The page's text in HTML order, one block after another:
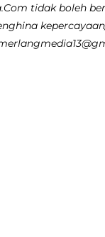
tidak boleh